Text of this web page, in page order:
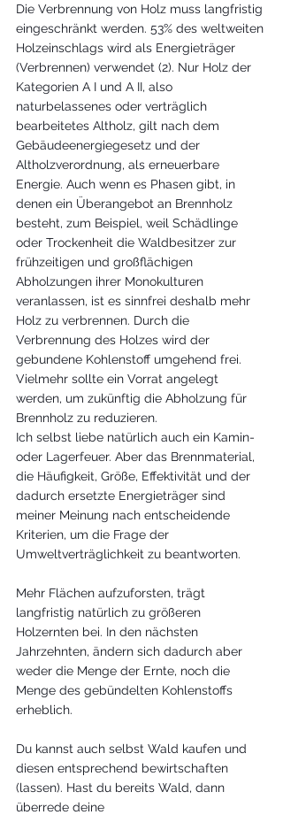
Die Verbrennung von Holz muss langfristig
eingeschränkt werden. 53% des weltweiten
Holzeinschlags wird als Energieträger
(Verbrennen) verwendet (2). Nur Holz der
Kategorien A I und A II, also
naturbelassenes oder verträglich
bearbeitetes Altholz, gilt nach dem
Gebäudeenergiegesetz und der
Altholzverordnung, als erneuerbare
Energie. Auch wenn es Phasen gibt, in
denen ein Überangebot an Brennholz
besteht, zum Beispiel, weil Schädlinge
oder Trockenheit die Waldbesitzer zur
frühzeitigen und großflächigen
Abholzungen ihrer Monokulturen
veranlassen, ist es sinnfrei deshalb mehr
Holz zu verbrennen. Durch die
Verbrennung des Holzes wird der
gebundene Kohlenstoff umgehend frei.
Vielmehr sollte ein Vorrat angelegt
werden, um zukünftig die Abholzung für
Brennholz zu reduzieren.
Ich selbst liebe natürlich auch ein Kamin-
oder Lagerfeuer. Aber das Brennmaterial,
die Häufigkeit, Größe, Effektivität und der
dadurch ersetzte Energieträger sind
meiner Meinung nach entscheidende
Kriterien, um die Frage der
Umweltverträglichkeit zu beantworten.
Mehr Flächen aufzuforsten, trägt
langfristig natürlich zu größeren
Holzernten bei. In den nächsten
Jahrzehnten, ändern sich dadurch aber
weder die Menge der Ernte, noch die
Menge des gebündelten Kohlenstoffs
erheblich.
Du kannst auch selbst Wald kaufen und
diesen entsprechend bewirtschaften
(lassen). Hast du bereits Wald, dann
überrede deine